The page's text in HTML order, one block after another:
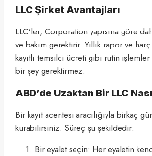
LLC Şirket Avantajları
LLC’ler, Corporation yapısına göre
ve bakım gerektirir. Yıllık rapor ve
kayıtlı temsilci ücreti gibi rutin işlemler
bir şey gerektirmez.
ABD’de Uzaktan Bir LLC
Bir kayıt acentesi aracılığıyla birkaç
kurabilirsiniz. Süreç şu şekildedir:
Bir eyalet seçin: Her eyaletin